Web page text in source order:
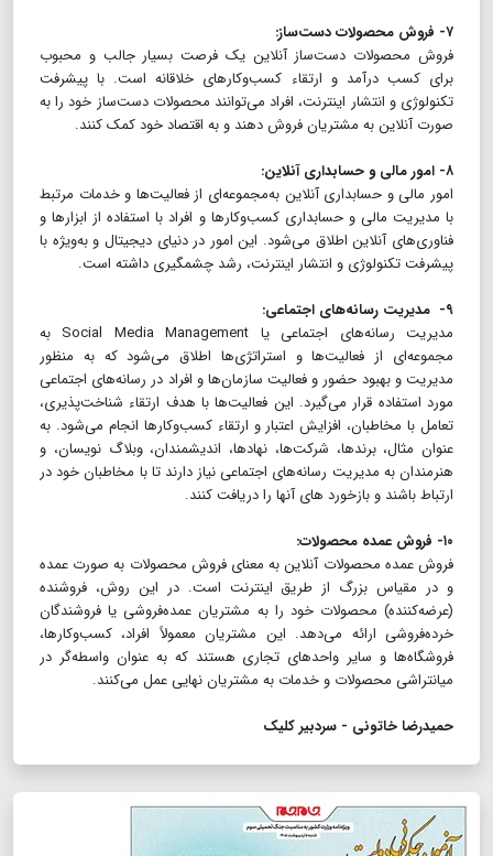
۷- فروش محصولات دست‌ساز:
فروش محصولات دست‌ساز آنلاین یک فرصت بسیار جالب و محبوب
برای کسب درآمد و ارتقاء کسب‌وکارهای خلاقانه است. با پیشرفت
تکنولوژی و انتشار اینترنت، افراد می‌توانند محصولات دست‌ساز خود را به
صورت آنلاین به مشتریان فروش دهند و به اقتصاد خود کمک کنند.
۸- امور مالی و حسابداری آنلاین:
امور مالی و حسابداری آنلاین به‌مجموعه‌ای از فعالیت‌ها و خدمات مرتبط
با مدیریت مالی و حسابداری کسب‌وکارها و افراد با استفاده از ابزارها و
فناوری‌های آنلاین اطلاق می‌شود. این امور در دنیای دیجیتال و به‌ویژه با
پیشرفت تکنولوژی و انتشار اینترنت، رشد چشمگیری داشته است.
۹- مدیریت رسانه‌های اجتماعی:
مدیریت رسانه‌های اجتماعی یا Social Media Management به
مجموعه‌ای از فعالیت‌ها و استراتژی‌ها اطلاق می‌شود که به منظور
مدیریت و بهبود حضور و فعالیت سازمان‌ها و افراد در رسانه‌های اجتماعی
مورد استفاده قرار می‌گیرد. این فعالیت‌ها با هدف ارتقاء شناخت‌پذیری،
تعامل با مخاطبان، افزایش اعتبار و ارتقاء کسب‌وکارها انجام می‌شود. به
عنوان مثال، برندها، شرکت‌ها، نهادها، اندیشمندان، وبلاگ نویسان، و
هنرمندان به مدیریت رسانه‌های اجتماعی نیاز دارند تا با مخاطبان خود در
ارتباط باشند و بازخورد های آنها را دریافت کنند.
۱۰- فروش عمده محصولات:
فروش عمده محصولات آنلاین به معنای فروش محصولات به صورت عمده
و در مقیاس بزرگ از طریق اینترنت است. در این روش، فروشنده
(عرضه‌کننده) محصولات خود را به مشتریان عمده‌فروشی یا فروشندگان
خرده‌فروشی ارائه می‌دهد. این مشتریان معمولاً افراد، کسب‌وکارها،
فروشگاه‌ها و سایر واحدهای تجاری هستند که به عنوان واسطه‌گر در
میانتراشی محصولات و خدمات به مشتریان نهایی عمل می‌کنند.
حمیدرضا خاتونی - سردبیر کلیک